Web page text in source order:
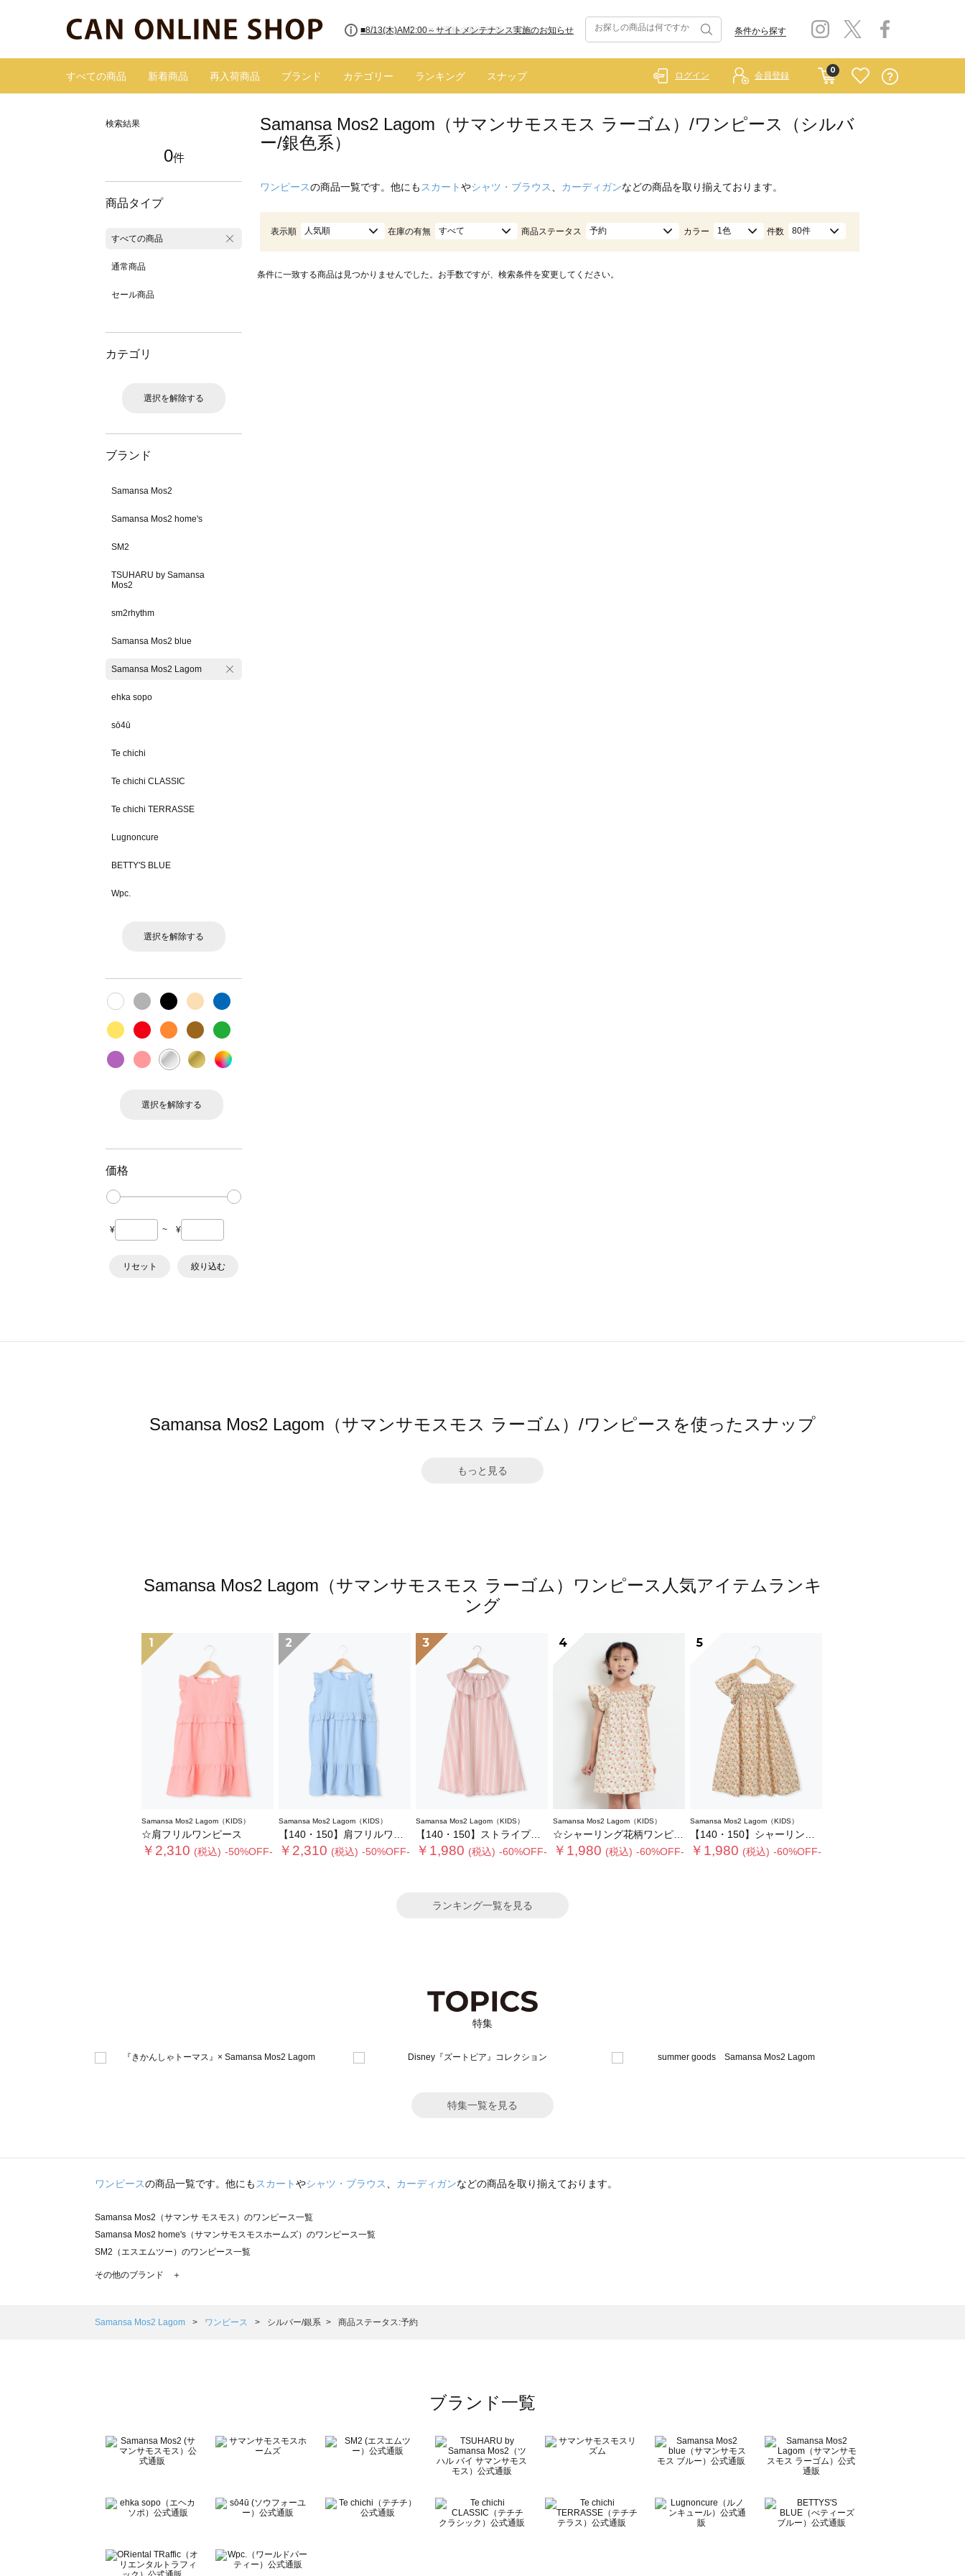
■8/13(木)AM2:00～サイトメンテナンス実施のお知らせ 条件から探す
すべての商品 新着商品 再入荷商品 ブランド カテゴリー ランキング スナップ
0
ログイン 会員登録
検索結果
0件
商品タイプ
すべての商品
通常商品
セール商品
カテゴリ
選択を解除する
ブランド
Samansa Mos2
Samansa Mos2 home's
SM2
TSUHARU by Samansa
Mos2
sm2rhythm
Samansa Mos2 blue
Samansa Mos2 Lagom
ehka sopo
sō4ū
Te chichi
Te chichi CLASSIC
Te chichi TERRASSE
Lugnoncure
BETTY'S BLUE
Wpc.
選択を解除する
選択を解除する
価格
¥ ~ ¥
リセット 絞り込む
Samansa Mos2 Lagom（サマンサモスモス ラーゴム）/ワンピース（シルバ
ー/銀色系）
ワンピースの商品一覧です。他にも スカートやシャツ・ブラウス カーディガンなどの商品を取り揃えております。
表示順 人気順 在庫の有無 すべて 商品ステータス 予約 カラー 1色 件数 80件
条件に一致する商品は見つかりませんでした。お手数ですが、検索条件を変更してください。
Samansa Mos2 Lagom（サマンサモスモス ラーゴム）/ワンピースを使ったスナップ
もっと見る
Samansa Mos2 Lagom（サマンサモスモス ラーゴム）ワンピース人気アイテムランキ
ング
1
Samansa Mos2 Lagom（KIDS）
☆肩フリルワンピース
￥2,310 (税込) -50%OFF-
2
Samansa Mos2 Lagom（KIDS）
【140・150】肩フリルワンピース
￥2,310 (税込) -50%OFF-
3
Samansa Mos2 Lagom（KIDS）
【140・150】ストライプフリルカラーワンピース
￥1,980 (税込) -60%OFF-
4
Samansa Mos2 Lagom（KIDS）
☆シャーリング花柄ワンピース
￥1,980 (税込) -60%OFF-
5
Samansa Mos2 Lagom（KIDS）
【140・150】シャーリング花柄ワンピース
￥1,980 (税込) -60%OFF-
ランキング一覧を見る
特集
特集一覧を見る
ワンピースの商品一覧です。他にもスカートやシャツ・ブラウス、 カーディガンなどの商品を取り揃えております。
Samansa Mos2（サマンサ モスモス）のワンピース一覧
Samansa Mos2 home's（サマンサモスモスホームズ）のワンピース一覧
SM2（エスエムツー）のワンピース一覧
TSUHARU by Samansa Mos2（ツハルバイサマンサモスモス）のワンピース一覧
Samansa Mos2 Lagom（サマンサモスモス ラーゴム）のワンピース一覧
BETTY'S BLUE（べティーズブルー）のワンピース一覧
Wpc.（ワールドパーティー）のワンピース一覧
その他のブランド ＋
Samansa Mos2 Lagom ワンピース シルバー/銀系 商品ステータス:予約
ブランド一覧